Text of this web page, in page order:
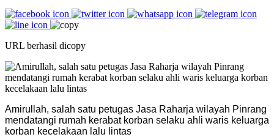
URL berhasil dicopy
Amirullah, salah satu petugas Jasa Raharja wilayah Pinrang
mendatangi rumah kerabat korban selaku ahli waris keluarga
korban kecelakaan lalu lintas